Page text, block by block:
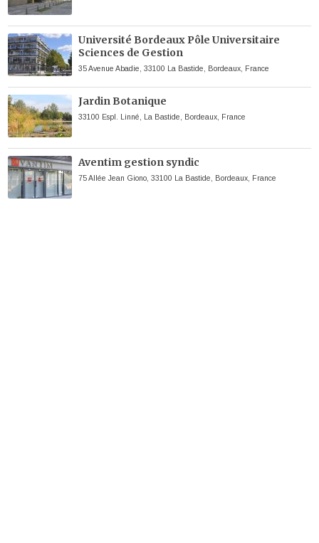
Université Bordeaux Pôle Universitaire
Sciences de Gestion
35 Avenue Abadie, 33100 La Bastide, Bordeaux, France
Jardin Botanique
33100 Espl. Linné, La Bastide, Bordeaux, France
Aventim gestion syndic
75 Allée Jean Giono, 33100 La Bastide, Bordeaux, France